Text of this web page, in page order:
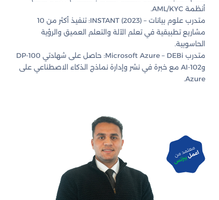
أنظمة AML/KYC.
متدرب علوم بيانات – INSTANT (2023): تنفيذ أكثر من 10
مشاريع تطبيقية في تعلم الآلة والتعلم العميق والرؤية
الحاسوبية.
متدرب Microsoft Azure – DEBi: حاصل على شهادتي DP-100
وAI-102 مع خبرة في نشر وإدارة نماذج الذكاء الاصطناعي على
Azure.